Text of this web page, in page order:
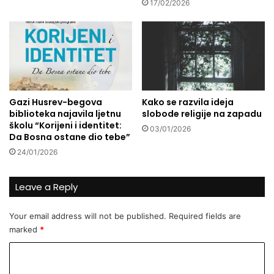
M
L
i
n
e
s
k
e
k
r
l
v
n
e
i
17/02/2026
Gazi Husrev-begova
biblioteka najavila ljetnu
školu “Korijeni i identitet:
Da Bosna ostane dio tebe”
24/01/2026
Kako se razvila ideja
slobode religije na zapadu
03/01/2026
Leave a Reply
Your email address will not be published. Required fields are
marked *